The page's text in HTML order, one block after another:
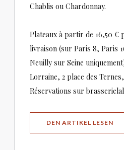
Chablis ou Chardonnay.
Plateaux à partir de 16,50 €
livraison (sur Paris 8, Paris
Neuilly sur Seine
Lorraine, 2 place des
Réservations sur
DEN ARTIKEL LESEN